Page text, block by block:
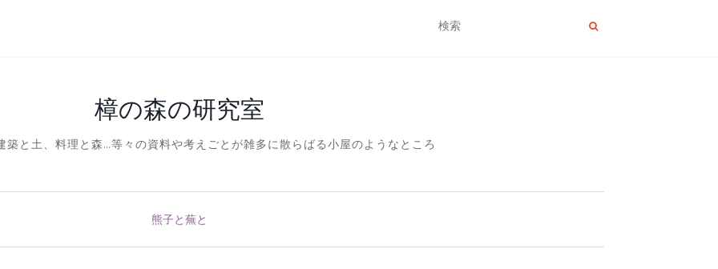
樟の森の研究室
築と土、料理と森…等々の資料や考えごとが雑多に散らばる小屋のようなところ
熊子と蕪と